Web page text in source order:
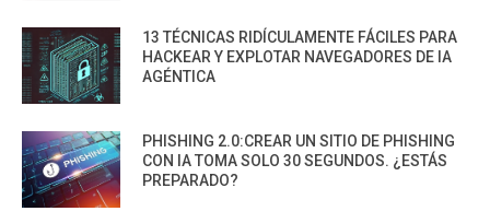
13 TÉCNICAS RIDÍCULAMENTE FÁCILES PARA
HACKEAR Y EXPLOTAR NAVEGADORES DE IA
AGÉNTICA
PHISHING 2.0:CREAR UN SITIO DE PHISHING
CON IA TOMA SOLO 30 SEGUNDOS. ¿ESTÁS
PREPARADO?